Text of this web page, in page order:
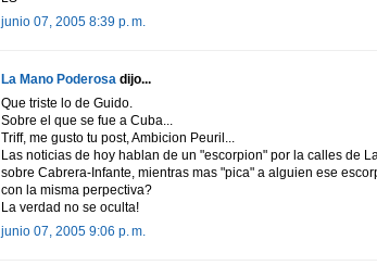
junio 07, 2005 8:39 p. m.
La Mano Poderosa dijo...
Que triste lo de Guido.
Sobre el que se fue a Cuba...
Triff, me gusto tu post, Ambicion Peuril...
Las noticias de hoy hablan de un "escorpion" por la calles de
sobre Cabrera-Infante, mientras mas "pica" a alguien ese
con la misma perpectiva?
La verdad no se oculta!
junio 07, 2005 9:06 p. m.